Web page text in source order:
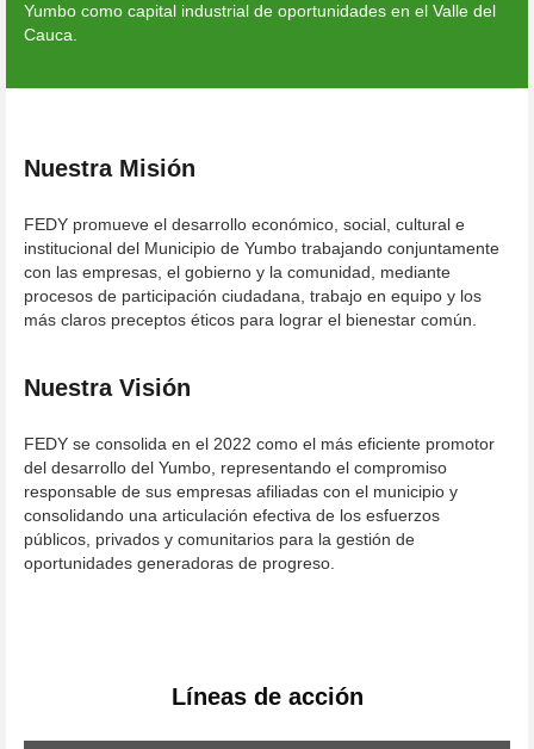
Yumbo como capital industrial de oportunidades en el Valle del
Cauca.
Nuestra Misión
FEDY promueve el desarrollo económico, social, cultural e
institucional del Municipio de Yumbo trabajando conjuntamente
con las empresas, el gobierno y la comunidad, mediante
procesos de participación ciudadana, trabajo en equipo y los
más claros preceptos éticos para lograr el bienestar común.
Nuestra Visión
FEDY se consolida en el 2022 como el más eficiente promotor
del desarrollo del Yumbo, representando el compromiso
responsable de sus empresas afiliadas con el municipio y
consolidando una articulación efectiva de los esfuerzos
públicos, privados y comunitarios para la gestión de
oportunidades generadoras de progreso.
Líneas de acción